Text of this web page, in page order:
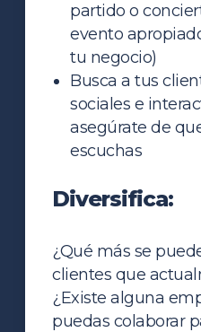
partido o
evento
tu negocio)
Busca a tus
sociales e
asegúrate de
escuchas
Diversifica:
¿Qué más se
clientes que
¿Existe alguna
puedas colaborar